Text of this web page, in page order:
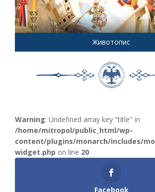
Животопис
Warning: Undefined array key "title" in
/home/mitropol/public_html/wp-
content/plugins/monarch/includes/
widget.php on line 20
Facebook